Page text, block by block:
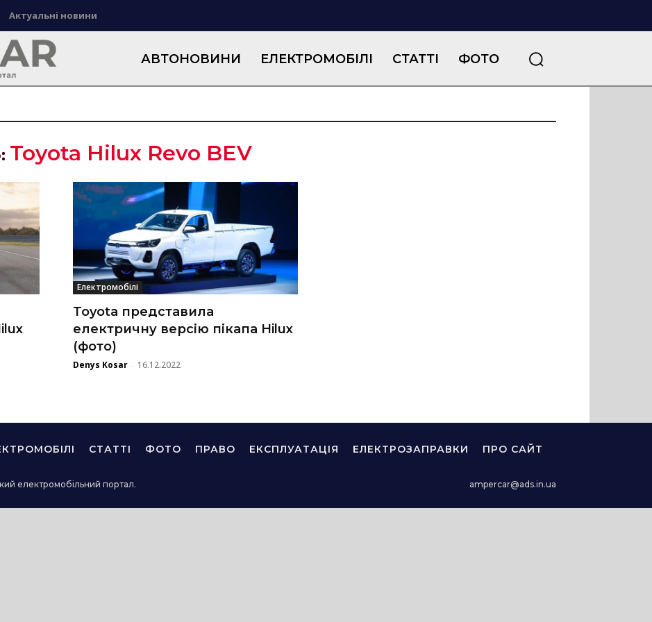
Актуальні новини
АВТОНОВИНИ ЕЛЕКТРОМОБІЛІ СТАТТІ ФОТО
Toyota Hilux Revo BEV
Електромобілі
Toyota представила
електричну версію пікапа Hilux
(фото)
Denys Kosar - 16.12.2022
СТАТТІ ФОТО ПРАВО ЕКСПЛУАТАЦІЯ ЕЛЕКТРОЗАПРАВКИ ПРО САЙТ
електромобільний портал. ampercar@ads.in.ua